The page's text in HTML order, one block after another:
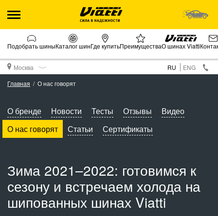
Подобрать шиныКаталог шинГде купитьПреимуществаО шинах Viatti
Москва RU
ENG
Главная
О нас говорят
О бренде Новости Тесты Отзывы
Видео
О нас говорят
Статьи Сертификаты
Зима 2021–2022: готовимся к
сезону и встречаем холода на
шипованных шинах Viatti